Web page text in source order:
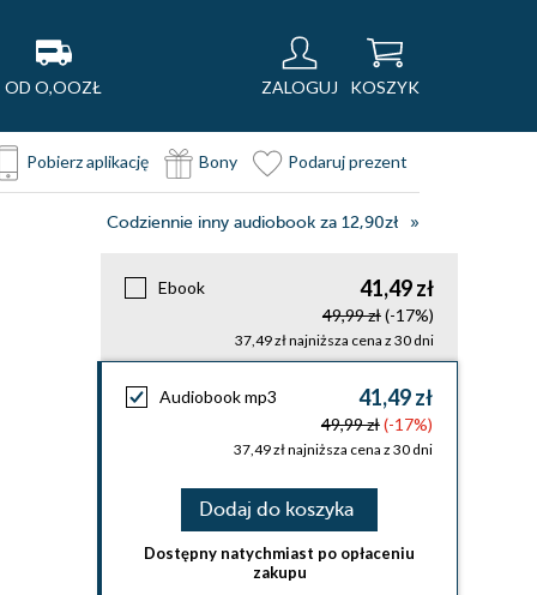
OD O,OOZŁ ZALOGUJ KOSZYK
Pobierz aplikację Bony Podaruj prezent
Codziennie inny audiobook za 12,90zł
Ebook 41,49 zł
49,99 zł(-17%)
37,49 zł najniższa cena z 30 dni
Audiobook mp3 41,49 zł
49,99 zł(-17%)
37,49 zł najniższa cena z 30 dni
Dodaj do koszyka
Dostępny natychmiast po opłaceniu
zakupu